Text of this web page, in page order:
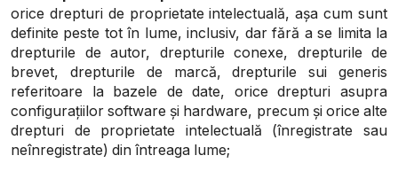
orice drepturi de proprietate intelectuală, așa cum sunt
definite peste tot în lume, inclusiv, dar fără a se limita la
drepturile de autor, drepturile conexe, drepturile de
brevet, drepturile de marcă, drepturile sui generis
referitoare la bazele de date, orice drepturi asupra
configurațiilor software și hardware, precum și orice alte
drepturi de proprietate intelectuală (înregistrate sau
neînregistrate) din întreaga lume;